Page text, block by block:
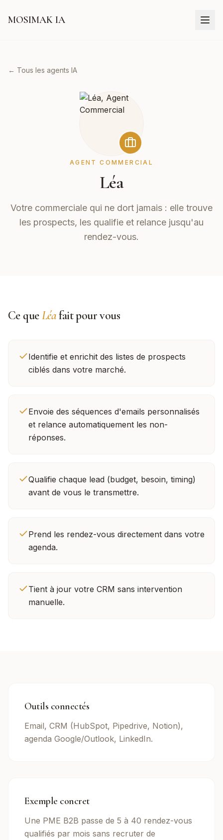
MOSIMAK IA
← Tous les agents IA
AGENT COMMERCIAL
Léa
Votre commerciale qui ne dort jamais : elle trouve
les prospects, les qualifie et relance jusqu'au
rendez-vous.
Ce queLéafait pour vous
Identifie et enrichit des listes de prospects
ciblés dans votre marché.
Envoie des séquences d'emails personnalisés
et relance automatiquement les non-
réponses.
Qualifie chaque lead (budget, besoin, timing)
avant de vous le transmettre.
Prend les rendez-vous directement dans votre
agenda.
Tient à jour votre CRM sans intervention
manuelle.
Outils connectés
Email, CRM (HubSpot, Pipedrive, Notion),
agenda Google/Outlook, LinkedIn.
Exemple concret
Une PME B2B passe de 5 à 40 rendez-vous
qualifiés par mois sans recruter de